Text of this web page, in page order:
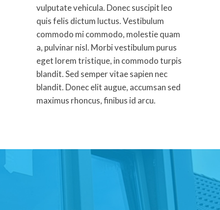
vulputate vehicula. Donec suscipit leo
quis felis dictum luctus. Vestibulum
commodo mi commodo, molestie quam
a, pulvinar nisl. Morbi vestibulum purus
eget lorem tristique, in commodo turpis
blandit. Sed semper vitae sapien nec
blandit. Donec elit augue, accumsan sed
maximus rhoncus, finibus id arcu.